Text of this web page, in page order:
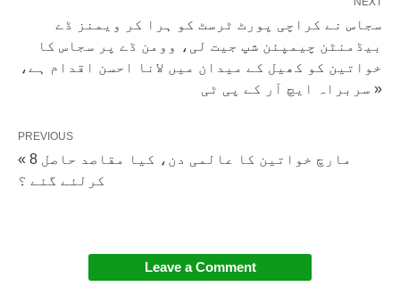
سجاس نے کراچی پورٹ ٹرسٹ کو ہرا کر ویمنز ڈے
بیڈمنٹن چیمپئن شپ جیت لی، وومن ڈے پر سجاس کا
خواتین کو کھیل کے میدان میں لانا احسن اقدام ہے،
سربراہ ایچ آر کے پی ٹی »
PREVIOUS
« 8 مارچ خواتین کا عالمی دن، کیا مقاصد حاصل
کرلئے گئے ؟
Leave a Comment